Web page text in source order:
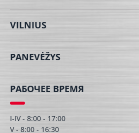
VILNIUS
PANEVĖŽYS
РАБОЧЕЕ ВРЕМЯ
I-IV - 8:00 - 17:00
V - 8:00 - 16:30